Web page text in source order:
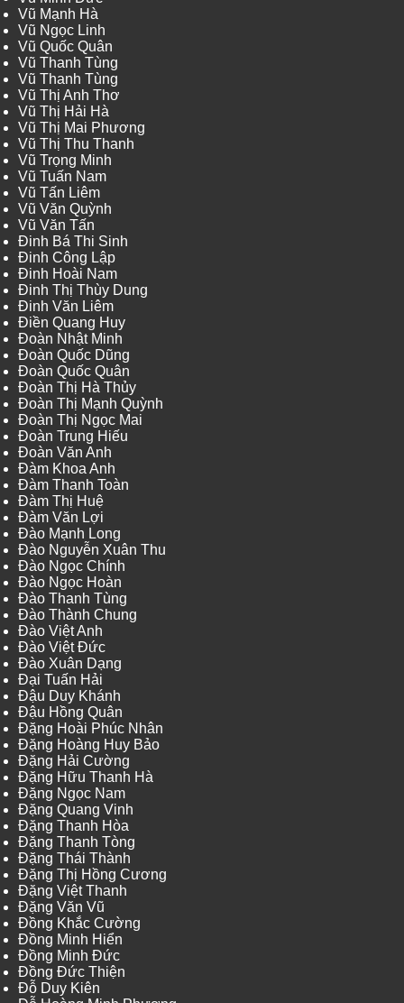
Vũ Mạnh Hà
Vũ Ngọc Linh
Vũ Quốc Quân
Vũ Thanh Tùng
Vũ Thanh Tùng
Vũ Thị Anh Thơ
Vũ Thị Hải Hà
Vũ Thị Mai Phương
Vũ Thị Thu Thanh
Vũ Trọng Minh
Vũ Tuấn Nam
Vũ Tấn Liêm
Vũ Văn Quỳnh
Vũ Văn Tấn
Đinh Bá Thi Sinh
Đinh Công Lập
Đinh Hoài Nam
Đinh Thị Thùy Dung
Đinh Văn Liêm
Điền Quang Huy
Đoàn Nhật Minh
Đoàn Quốc Dũng
Đoàn Quốc Quân
Đoàn Thị Hà Thủy
Đoàn Thị Mạnh Quỳnh
Đoàn Thị Ngọc Mai
Đoàn Trung Hiếu
Đoàn Văn Anh
Đàm Khoa Anh
Đàm Thanh Toàn
Đàm Thị Huệ
Đàm Văn Lợi
Đào Mạnh Long
Đào Nguyễn Xuân Thu
Đào Ngọc Chính
Đào Ngọc Hoàn
Đào Thanh Tùng
Đào Thành Chung
Đào Việt Anh
Đào Việt Đức
Đào Xuân Dạng
Đại Tuấn Hải
Đậu Duy Khánh
Đậu Hồng Quân
Đặng Hoài Phúc Nhân
Đặng Hoàng Huy Bảo
Đặng Hải Cường
Đặng Hữu Thanh Hà
Đặng Ngọc Nam
Đặng Quang Vinh
Đặng Thanh Hòa
Đặng Thanh Tòng
Đặng Thái Thành
Đặng Thị Hồng Cương
Đặng Việt Thanh
Đặng Văn Vũ
Đồng Khắc Cường
Đồng Minh Hiển
Đồng Minh Đức
Đồng Đức Thiện
Đỗ Duy Kiên